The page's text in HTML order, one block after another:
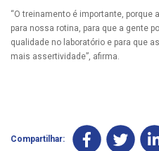
“O treinamento é importante,
para nossa rotina, para que a gente
qualidade no laboratório e para que
mais assertividade”, afirma.
Compartilhar: